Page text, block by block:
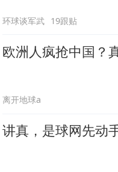
环球谈军武 19跟贴
欧洲人疯抢中国？
离开地球a
讲真，是球网先动